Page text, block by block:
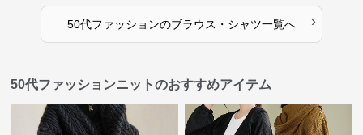
50代ファッションのブラウス・シャツ一覧へ ›
50代ファッションニットのおすすめアイテム